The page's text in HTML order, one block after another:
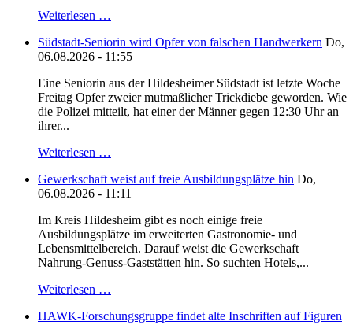
Weiterlesen …
Südstadt-Seniorin wird Opfer von falschen Handwerkern Do,
06.08.2026 - 11:55
Eine Seniorin aus der Hildesheimer Südstadt ist letzte Woche
Freitag Opfer zweier mutmaßlicher Trickdiebe geworden. Wie
die Polizei mitteilt, hat einer der Männer gegen 12:30 Uhr an
ihrer...
Weiterlesen …
Gewerkschaft weist auf freie Ausbildungsplätze hin Do,
06.08.2026 - 11:11
Im Kreis Hildesheim gibt es noch einige freie
Ausbildungsplätze im erweiterten Gastronomie- und
Lebensmittelbereich. Darauf weist die Gewerkschaft
Nahrung-Genuss-Gaststätten hin. So suchten Hotels,...
Weiterlesen …
HAWK-Forschungsgruppe findet alte Inschriften auf Figuren